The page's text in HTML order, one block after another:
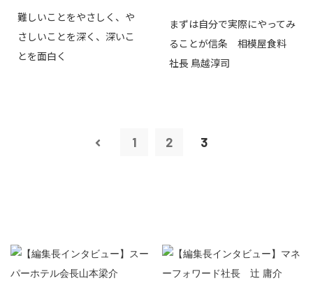
難しいことをやさしく、や
さしいことを深く、深いこ
とを面白く
まずは自分で実際にやってみ
ることが信条 相模屋食料
社長 鳥越淳司
1 2 3